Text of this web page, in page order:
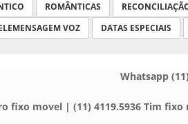
ROMÂNTICAS
VOZ DATAS ESPECIAIS
Whatsapp
fixo movel | (11) 4119.5936 Tim